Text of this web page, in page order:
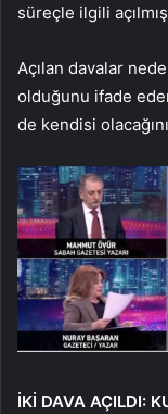
süreçle ilgili
Açılan davalar
olduğunu ifade
de kendisi
İKİ DAVA AÇILDI: